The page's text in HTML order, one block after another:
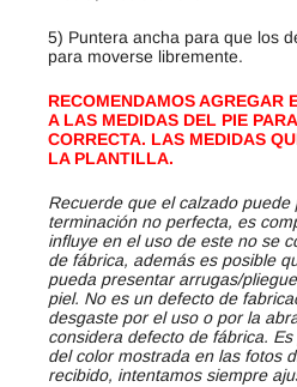
5) Puntera ancha para que los
para moverse libremente.
RECOMENDAMOS AGREGAR
A LAS MEDIDAS DEL PIE
CORRECTA. LAS MEDIDAS
LA PLANTILLA.
Recuerde que el calzado puede
terminación no perfecta, es
influye en el uso de este no se
de fábrica, además es posible
pueda presentar arrugas/
piel. No es un defecto de
desgaste por el uso o por la
considera defecto de fábrica.
del color mostrada en las fotos
recibido, intentamos siempre